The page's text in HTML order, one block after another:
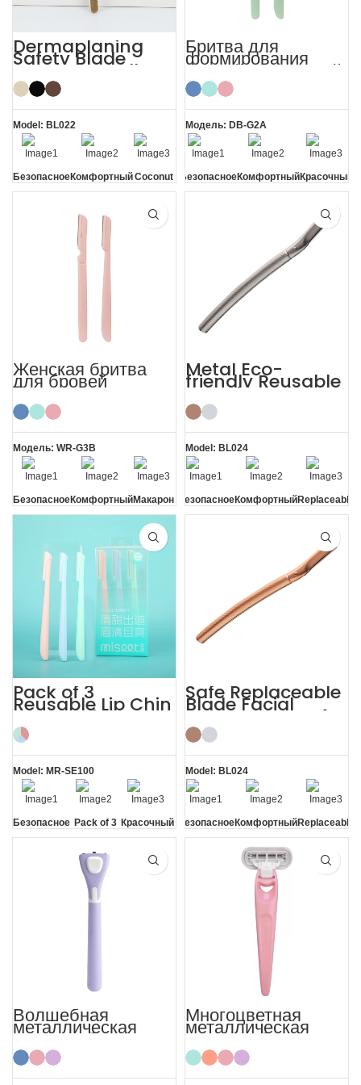
Dermaplaning
Safety Blade
Coconut Shell
Eyebrow Facial
Razor
Model: BL022
Безопасное
лезвие
КомфортныйCoconut
Shell
Бритва для
формирования
бровей с защитной
крышкой Face
Lady Razor
Модель: DB-G2A
Безопасное
лезвие
КомфортныйКрасочный
Женская бритва
для бровей
Macaron для
ухода за лицом и
бровями
Модель: WR-G3B
Безопасное
лезвие
КомфортныйМакарон
Metal Eco-
friendly Reusable
Female Eyebrow
Razor with Cover
Model: BL024
Безопасное
лезвие
КомфортныйReplaceable
Blade
Pack of 3
Reusable Lip Chin
Face and
Eyebrow Razor
Model: MR-SE100
Безопасное
лезвие
Pack of 3 Красочный
Safe Replaceable
Blade Facial
Eyebrow Razor for
Women
Model: BL024
Безопасное
лезвие
КомфортныйReplaceable
Blade
Волшебная
металлическая
женская бритва
для бритья
Многоцветная
металлическая
женская бритва
для тела